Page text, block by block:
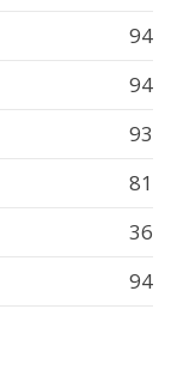
94
94
93
81
36
94